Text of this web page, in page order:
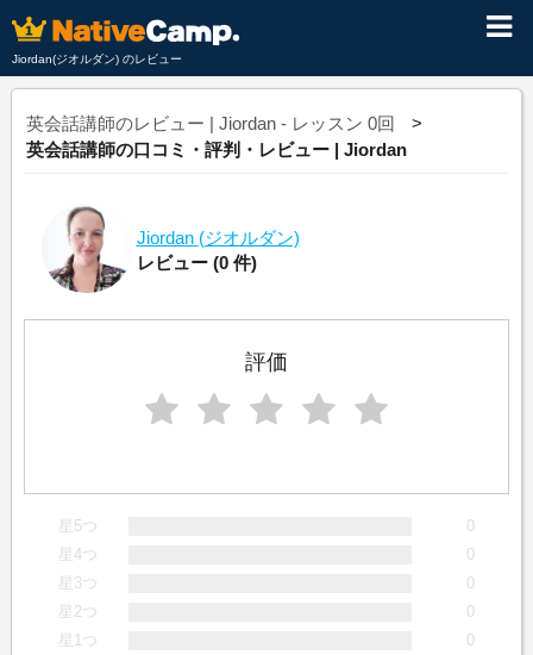
Jiordan(ジオルダン) のレビュー
英会話講師のレビュー | Jiordan - レッスン 0回
英会話講師の口コミ・評判・レビュー | Jiordan
Jiordan (ジオルダン)
レビュー (0 件)
評価
星5つ
0
星4つ
0
星3つ
0
星2つ
0
星1つ
0